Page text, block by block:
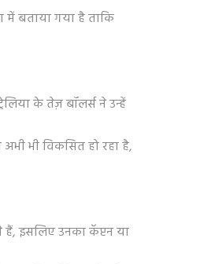
बताया गया है ताकि
के तेज़ बॉलर्स ने उन्हें
भी विकसित हो रहा है,
इसलिए उनका कॅप्टन या